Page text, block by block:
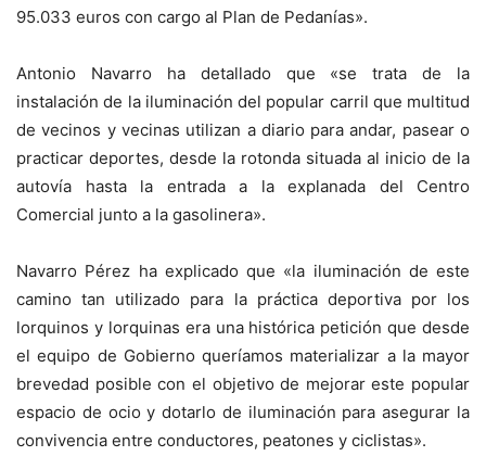
95.033 euros con cargo al Plan de Pedanías».
Antonio Navarro ha detallado que «se trata de la
instalación de la iluminación del popular carril que multitud
de vecinos y vecinas utilizan a diario para andar, pasear o
practicar deportes, desde la rotonda situada al inicio de la
autovía hasta la entrada a la explanada del Centro
Comercial junto a la gasolinera».
Navarro Pérez ha explicado que «la iluminación de este
camino tan utilizado para la práctica deportiva por los
lorquinos y lorquinas era una histórica petición que desde
el equipo de Gobierno queríamos materializar a la mayor
brevedad posible con el objetivo de mejorar este popular
espacio de ocio y dotarlo de iluminación para asegurar la
convivencia entre conductores, peatones y ciclistas».